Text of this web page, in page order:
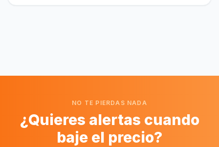
NO TE PIERDAS NADA
¿Quieres alertas cuando
baje el precio?